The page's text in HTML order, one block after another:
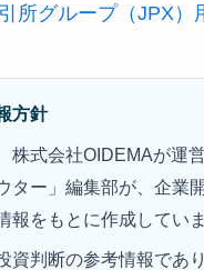
所グループ（JPX）
方針
株式会社OIDEMAが運
ター」編集部が、企業
報をもとに作成していま
資判断の参考情報であ